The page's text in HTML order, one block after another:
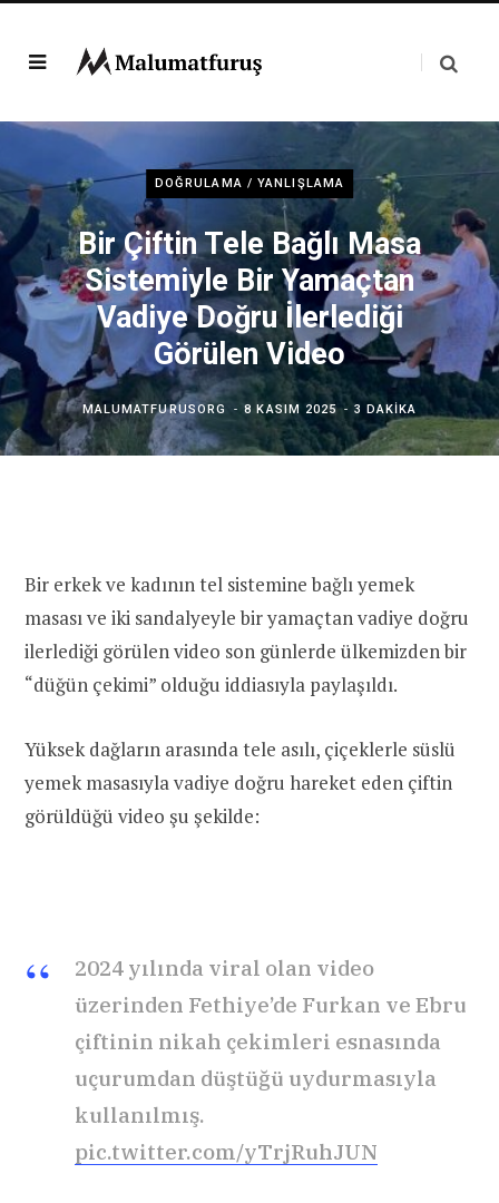
DOĞRULAMA / YANLIŞLAMA
Bir Çiftin Tele Bağlı Masa
Sistemiyle Bir Yamaçtan
Vadiye Doğru İlerlediği
Görülen Video
MALUMATFURUSORG 8 KASIM 2025 3 DAKIKA
Bir erkek ve kadının tel sistemine bağlı yemek
masası ve iki sandalyeyle bir yamaçtan vadiye doğru
ilerlediği görülen video son günlerde ülkemizden bir
“düğün çekimi” olduğu iddiasıyla paylaşıldı.
Yüksek dağların arasında tele asılı, çiçeklerle süslü
yemek masasıyla vadiye doğru hareket eden çiftin
görüldüğü video şu şekilde:
2024 yılında viral olan video
üzerinden Fethiye’de Furkan ve Ebru
çiftinin nikah çekimleri esnasında
uçurumdan düştüğü uydurmasıyla
kullanılmış.
pic.twitter.com/yTrjRuhJUN